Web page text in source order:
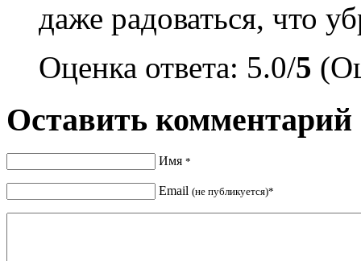
даже радоваться, что
Оценка ответа: 5.0/5
Оставить комментарий
Имя *
Email (не публикуется)*